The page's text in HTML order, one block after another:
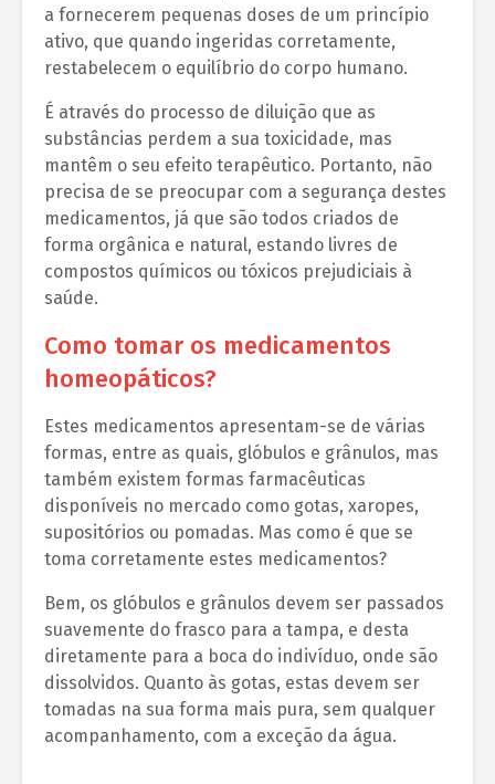
a fornecerem pequenas doses de um princípio
ativo, que quando ingeridas corretamente,
restabelecem o equilíbrio do corpo humano.
É através do processo de diluição que as
substâncias perdem a sua toxicidade, mas
mantêm o seu efeito terapêutico. Portanto, não
precisa de se preocupar com a segurança destes
medicamentos, já que são todos criados de
forma orgânica e natural, estando livres de
compostos químicos ou tóxicos prejudiciais à
saúde.
Como tomar os medicamentos
homeopáticos?
Estes medicamentos apresentam-se de várias
formas, entre as quais, glóbulos e grânulos, mas
também existem formas farmacêuticas
disponíveis no mercado como gotas, xaropes,
supositórios ou pomadas. Mas como é que se
toma corretamente estes medicamentos?
Bem, os glóbulos e grânulos devem ser passados
suavemente do frasco para a tampa, e desta
diretamente para a boca do indivíduo, onde são
dissolvidos. Quanto às gotas, estas devem ser
tomadas na sua forma mais pura, sem qualquer
acompanhamento, com a exceção da água.